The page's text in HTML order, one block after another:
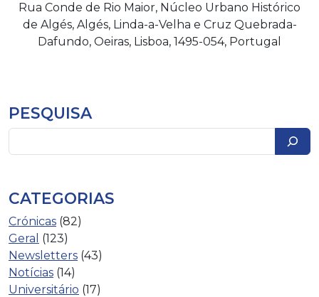
Rua Conde de Rio Maior, Núcleo Urbano Histórico
de Algés, Algés, Linda-a-Velha e Cruz Quebrada-
Dafundo, Oeiras, Lisboa, 1495-054, Portugal
PESQUISA
CATEGORIAS
Crónicas (82)
Geral (123)
Newsletters (43)
Notícias (14)
Universitário (17)